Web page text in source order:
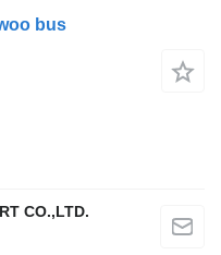
bus
CO.,LTD.